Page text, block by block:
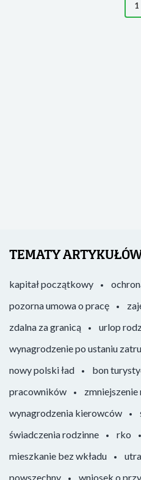
1
TEMATY
kapitał początkowy
pozorna umowa o pracę
zdalna za granicą
urlop
wynagrodzenie po ustaniu
nowy polski ład
bon
pracowników
wynagrodzenia kierowców
świadczenia rodzinne
rko
mieszkanie bez wkładu
powszechny
wniosek o